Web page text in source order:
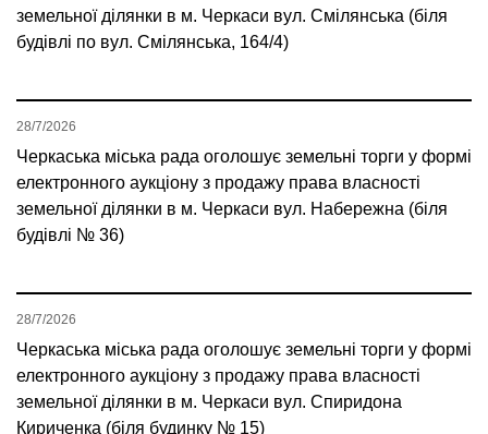
земельної ділянки в м. Черкаси вул. Смілянська (біля
будівлі по вул. Смілянська, 164/4)
Черкаська міська рада оголошує земельні торги у формі
електронного аукціону з продажу права власності
земельної ділянки в м. Черкаси вул. Набережна (біля
будівлі № 36)
28/7/2026
Черкаська міська рада оголошує земельні торги у формі
електронного аукціону з продажу права власності
земельної ділянки в м. Черкаси вул. Спиридона
Кириченка (біля будинку № 15)
28/7/2026